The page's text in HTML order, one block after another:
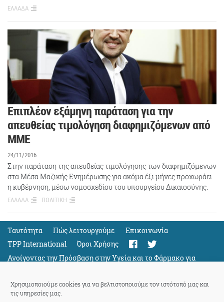
Χρησιμοποιούμε cookies για να βελτιστοποιούμε τον ιστότοπό μας και
τις υπηρεσίες μας.
ΕΛΛΑΔΑ
Επιπλέον εξάμηνη παράταση για την
απευθείας τιμολόγηση διαφημιζόμενων από
ΜΜΕ
24/11/2016
Στην παράταση της απευθείας τιμολόγησης των διαφημιζόμενων
στα Μέσα Μαζικής Ενημέρωσης για ακόμα έξι μήνες προχωράει
η κυβέρνηση, μέσω νομοσχεδίου του υπουργείου Δικαιοσύνης.
ΕΛΛΑΔΑ ΠΟΛΙΤΙΚΗ
Ταυτότητα Πώς λειτουργούμε
Eπικοινωνία
TPP International
Όροι Χρήσης
Ανοίγοντας την Πρόσβαση στην Υγεία και το Φάρμακο για
Όλους
Support